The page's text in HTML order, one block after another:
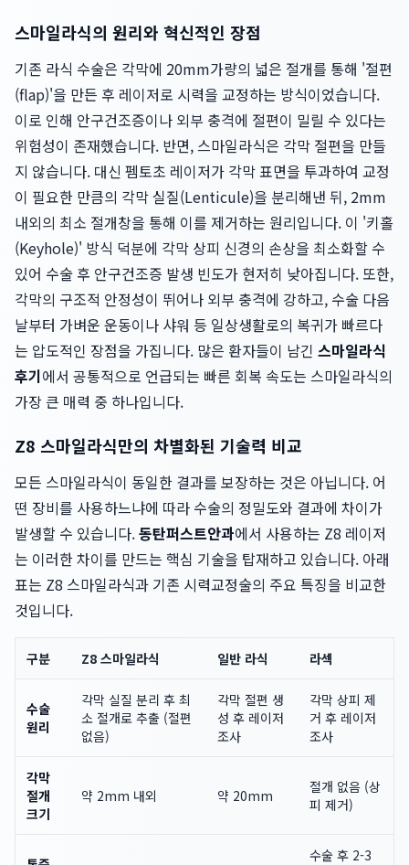
스마일라식의 원리와 혁신적인 장점
기존 라식 수술은 각막에 20mm가량의 넓은 절개를 통해 '절편
(flap)'을 만든 후 레이저로 시력을 교정하는 방식이었습니다.
이로 인해 안구건조증이나 외부 충격에 절편이 밀릴 수 있다는
위험성이 존재했습니다. 반면, 스마일라식은 각막 절편을 만들
지 않습니다. 대신 펨토초 레이저가 각막 표면을 투과하여 교정
이 필요한 만큼의 각막 실질(Lenticule)을 분리해낸 뒤, 2mm
내외의 최소 절개창을 통해 이를 제거하는 원리입니다. 이 '키홀
(Keyhole)' 방식 덕분에 각막 상피 신경의 손상을 최소화할 수
있어 수술 후 안구건조증 발생 빈도가 현저히 낮아집니다. 또한,
각막의 구조적 안정성이 뛰어나 외부 충격에 강하고, 수술 다음
날부터 가벼운 운동이나 샤워 등 일상생활로의 복귀가 빠르다
는 압도적인 장점을 가집니다. 많은 환자들이 남긴 스마일라식
후기에서 공통적으로 언급되는 빠른 회복 속도는 스마일라식의
가장 큰 매력 중 하나입니다.
Z8 스마일라식만의 차별화된 기술력 비교
모든 스마일라식이 동일한 결과를 보장하는 것은 아닙니다. 어
떤 장비를 사용하느냐에 따라 수술의 정밀도와 결과에 차이가
발생할 수 있습니다.동탄퍼스트안과에서 사용하는 Z8 레이저
는 이러한 차이를 만드는 핵심 기술을 탑재하고 있습니다. 아래
표는 Z8 스마일라식과 기존 시력교정술의 주요 특징을 비교한
것입니다.
구분 Z8 스마일라식 일반 라식 라섹
수술
원리
각막 실질 분리 후 최
소 절개로 추출 (절편
없음)
각막 절편 생
성 후 레이저
조사
각막 상피 제
거 후 레이저
조사
각막
절개
크기
약 2mm 내외 약 20mm
절개 없음 (상
피 제거)
수술 후 2-3